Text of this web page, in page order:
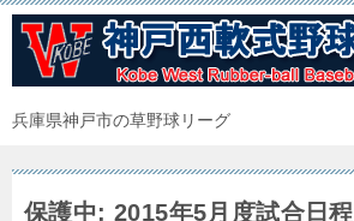
兵庫県神戸市の草野球リーグ
保護中: 2015年5月度試合日程